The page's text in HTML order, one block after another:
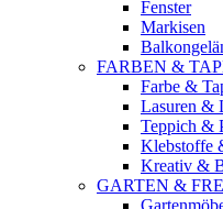
Fenster
Markisen
FARBEN &
Farbe &
Lasuren &
Teppich &
Klebstoffe
Kreativ &
GARTEN &